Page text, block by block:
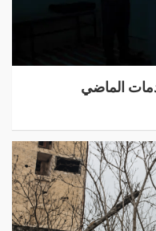
الماضي